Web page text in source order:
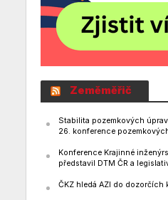
Zeměměřič
Stabilita pozemkových
26. konference
Konference Krajinné
představil DTM ČR a
ČKZ hledá AZI do dozorčích